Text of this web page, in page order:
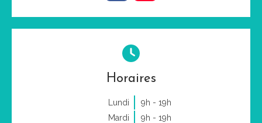
Horaires
Lundi
9h - 19h
Mardi
9h - 19h